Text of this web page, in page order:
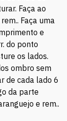
Faça ao
Faça uma
e
do ponto
os lados.
ombro sem
de cada lado 6
da parte
e rem..